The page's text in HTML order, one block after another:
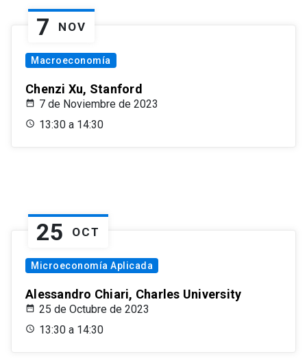
7 NOV
Macroeconomía
Chenzi Xu, Stanford
7 de Noviembre de 2023
13:30 a 14:30
25 OCT
Microeconomía Aplicada
Alessandro Chiari, Charles University
25 de Octubre de 2023
13:30 a 14:30